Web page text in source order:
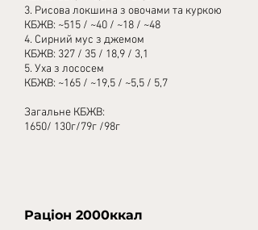
3. Рисова локшина з овочами та куркою
КБЖВ: ~515 / ~40 / ~18 / ~48
4. Сирний мус з джемом
КБЖВ: 327 / 35 / 18,9 / 3,1
5. Уха з лососем
КБЖВ: ~165 / ~19,5 / ~5,5 / 5,7
Загальне КБЖВ:
1650/ 130г/79г /98г
Раціон 2000ккал